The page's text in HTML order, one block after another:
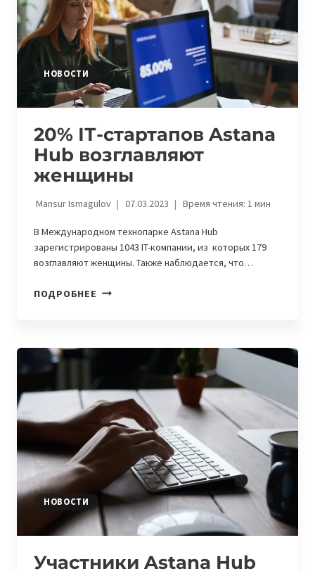
ЦЕНТРАЛЬНОЙ
АЗИИ
НОВОСТИ
20% ІТ-стартапов Astana
Hub возглавляют
женщины
Mansur Ismagulov 07.03.2023 Время чтения: 1мин
В Международном технопарке Astana Hub
зарегистрированы 1043 IT-компании, из которых 179
возглавляют женщины. Также наблюдается, что…
ПОДРОБНЕЕ 20%
ЖЕНЩИНЫ
НОВОСТИ
Участники Astana Hub